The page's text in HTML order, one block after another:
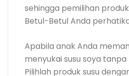
sehingga pemilihan
Betul-Betul Anda
Apabila anak Anda
menyukai susu soya
Pilihlah produk susu